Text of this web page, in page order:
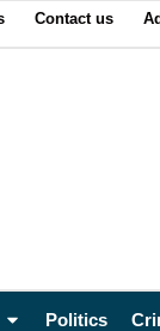
Contact us
Politics